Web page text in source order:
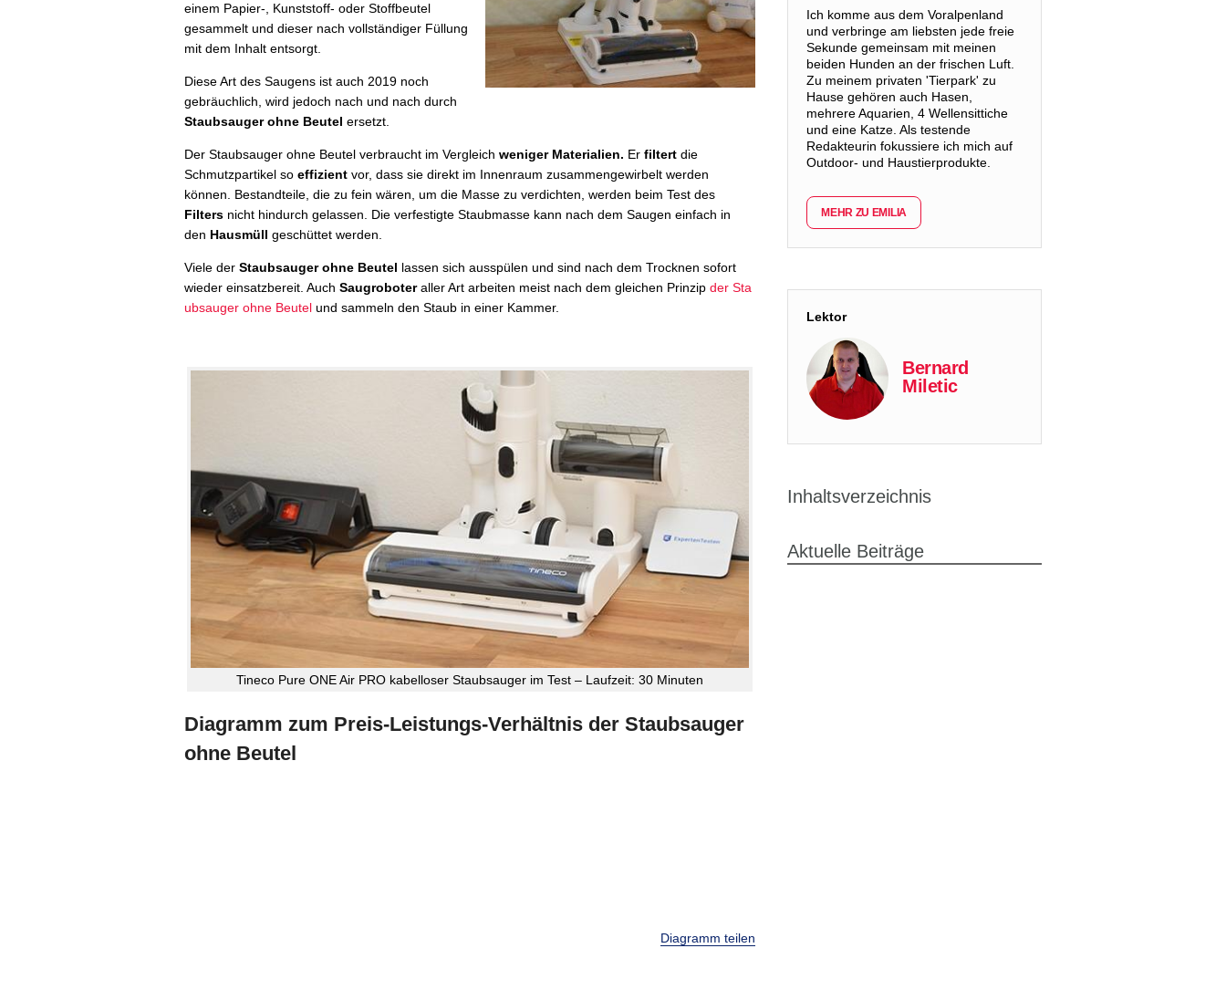
einem Papier-, Kunststoff- oder Stoffbeutel
gesammelt und dieser nach vollständiger Füllung
mit dem Inhalt entsorgt.
Diese Art des Saugens ist auch 2019 noch
gebräuchlich, wird jedoch nach und nach durch
Staubsauger ohne Beutel ersetzt.
Der Staubsauger ohne Beutel verbraucht im Vergleich weniger Materialien. Er filtert die
Schmutzpartikel so effizient vor, dass sie direkt im Innenraum zusammengewirbelt werden
können. Bestandteile, die zu fein wären, um die Masse zu verdichten, werden beim Test des
Filters nicht hindurch gelassen. Die verfestigte Staubmasse kann nach dem Saugen einfach in
den Hausmüll geschüttet werden.
Viele der Staubsauger ohne Beutel lassen sich ausspülen und sind nach dem Trocknen sofort
wieder einsatzbereit. Auch Saugroboteraller Art arbeiten meist nach dem gleichen Prinzip der Sta
ubsauger ohne Beutel und sammeln den Staub in einer Kammer.
Tineco Pure ONE Air PRO kabelloser Staubsauger im Test – Laufzeit: 30 Minuten
Diagramm zum Preis-Leistungs-Verhältnis der Staubsauger
ohne Beutel
Diagramm teilen
Ich komme aus dem Voralpenland
und verbringe am liebsten jede freie
Sekunde gemeinsam mit meinen
beiden Hunden an der frischen Luft.
Zu meinem privaten 'Tierpark' zu
Hause gehören auch Hasen,
mehrere Aquarien, 4 Wellensittiche
und eine Katze. Als testende
Redakteurin fokussiere ich mich auf
Outdoor- und Haustierprodukte.
MEHR ZU EMILIA
Lektor
Bernard
Miletic
Inhaltsverzeichnis
Aktuelle Beiträge